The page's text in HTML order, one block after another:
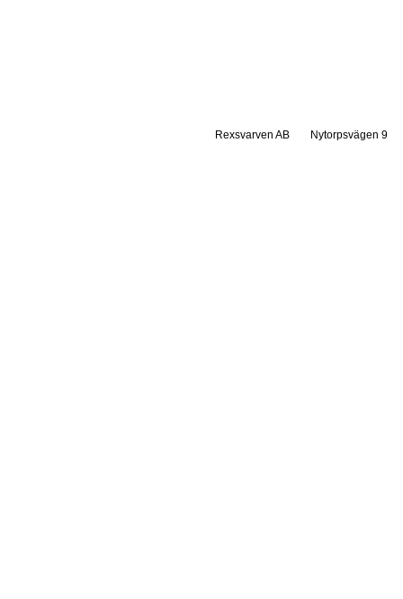
Rexsvarven AB Nytorpsvägen 9